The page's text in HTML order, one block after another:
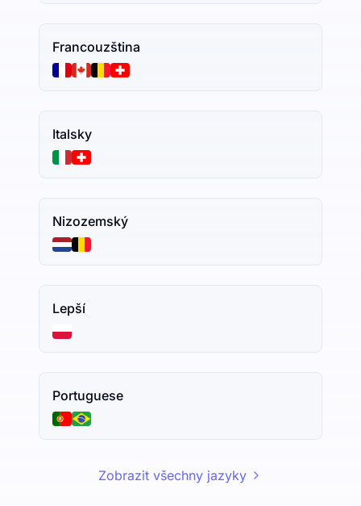
Francouzština
Italsky
Nizozemský
Lepší
Portuguese
Zobrazit všechny jazyky